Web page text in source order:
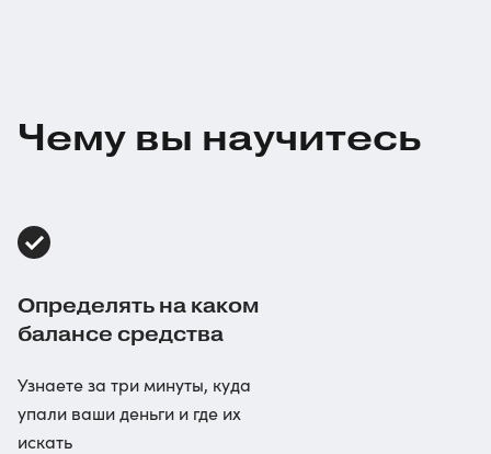
Чему вы научитесь
Определять на каком
балансе средства
Узнаете за три минуты, куда
упали ваши деньги и где их
искать